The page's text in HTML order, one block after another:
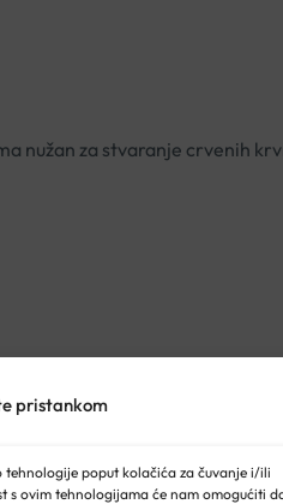
pristankom
poput kolačića za čuvanje i/ili
s ovim tehnologijama će nam omogućiti
za stvaranje crvenih